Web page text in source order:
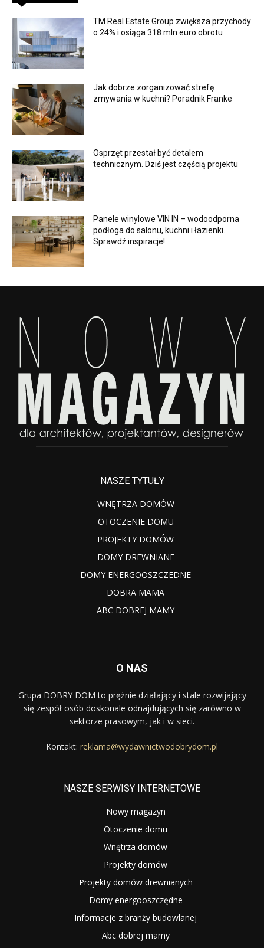
TM Real Estate Group zwiększa przychody
o 24% i osiąga 318 mln euro obrotu
Jak dobrze zorganizować strefę
zmywania w kuchni? Poradnik Franke
Osprzęt przestał być detalem
technicznym. Dziś jest częścią projektu
Panele winylowe VIN IN – wodoodporna
podłoga do salonu, kuchni i łazienki.
Sprawdź inspiracje!
NASZE TYTUŁY
WNĘTRZA DOMÓW
OTOCZENIE DOMU
PROJEKTY DOMÓW
DOMY DREWNIANE
DOMY ENERGOOSZCZEDNE
DOBRA MAMA
ABC DOBREJ MAMY
O NAS
Grupa DOBRY DOM to prężnie działający i stale rozwijający
się zespół osób doskonale odnajdujących się zarówno w
sektorze prasowym, jak i w sieci.
Kontakt: reklama@wydawnictwodobrydom.pl
NASZE SERWISY INTERNETOWE
Nowy magazyn
Otoczenie domu
Wnętrza domów
Projekty domów
Projekty domów drewnianych
Domy energooszczędne
Informacje z branży budowlanej
Abc dobrej mamy